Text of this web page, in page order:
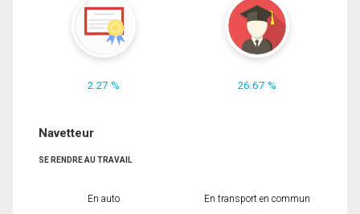
2.27 % 26.67 %
Navetteur
SE RENDRE AU TRAVAIL
En auto En transport en commun